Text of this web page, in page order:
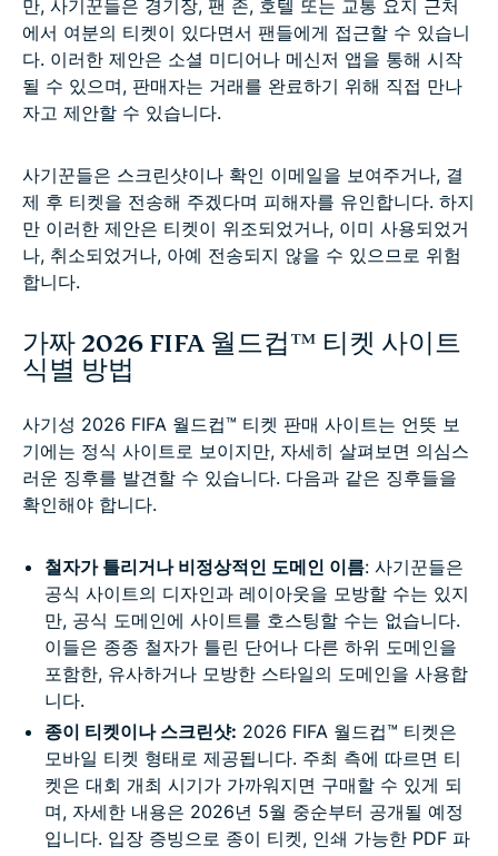
만, 사기꾼들은 경기장, 팬 존, 호텔 또는 교통 요지 근처
에서 여분의 티켓이 있다면서 팬들에게 접근할 수 있습니
다. 이러한 제안은 소셜 미디어나 메신저 앱을 통해 시작
될 수 있으며, 판매자는 거래를 완료하기 위해 직접 만나
자고 제안할 수 있습니다.
사기꾼들은 스크린샷이나 확인 이메일을 보여주거나, 결
제 후 티켓을 전송해 주겠다며 피해자를 유인합니다. 하지
만 이러한 제안은 티켓이 위조되었거나, 이미 사용되었거
나, 취소되었거나, 아예 전송되지 않을 수 있으므로 위험
합니다.
가짜 2026 FIFA 월드컵™ 티켓 사이트
식별 방법
사기성 2026 FIFA 월드컵™ 티켓 판매 사이트는 언뜻 보
기에는 정식 사이트로 보이지만, 자세히 살펴보면 의심스
러운 징후를 발견할 수 있습니다. 다음과 같은 징후들을
확인해야 합니다.
철자가 틀리거나 비정상적인 도메인 이름: 사기꾼들은
공식 사이트의 디자인과 레이아웃을 모방할 수는 있지
만, 공식 도메인에 사이트를 호스팅할 수는 없습니다.
이들은 종종 철자가 틀린 단어나 다른 하위 도메인을
포함한, 유사하거나 모방한 스타일의 도메인을 사용합
니다.
종이 티켓이나 스크린샷: 2026 FIFA 월드컵™ 티켓은
모바일 티켓 형태로 제공됩니다. 주최 측에 따르면 티
켓은 대회 개최 시기가 가까워지면 구매할 수 있게 되
며, 자세한 내용은 2026년 5월 중순부터 공개될 예정
입니다. 입장 증빙으로 종이 티켓, 인쇄 가능한 PDF 파